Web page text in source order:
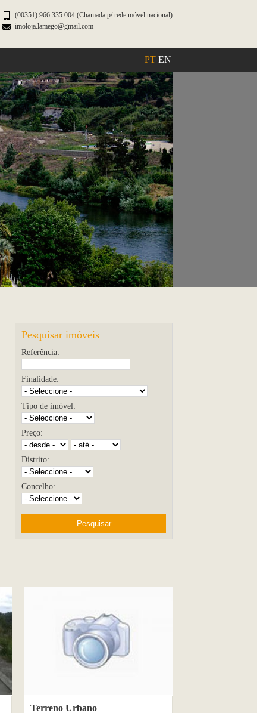
(00351) 966 335 004 (Chamada p/ rede móvel nacional)
imoloja.lamego@gmail.com
PT EN
Pesquisar imóveis
Referência:
Finalidade:
Tipo de imóvel:
Preço:
Distrito:
Concelho:
Terreno Urbano